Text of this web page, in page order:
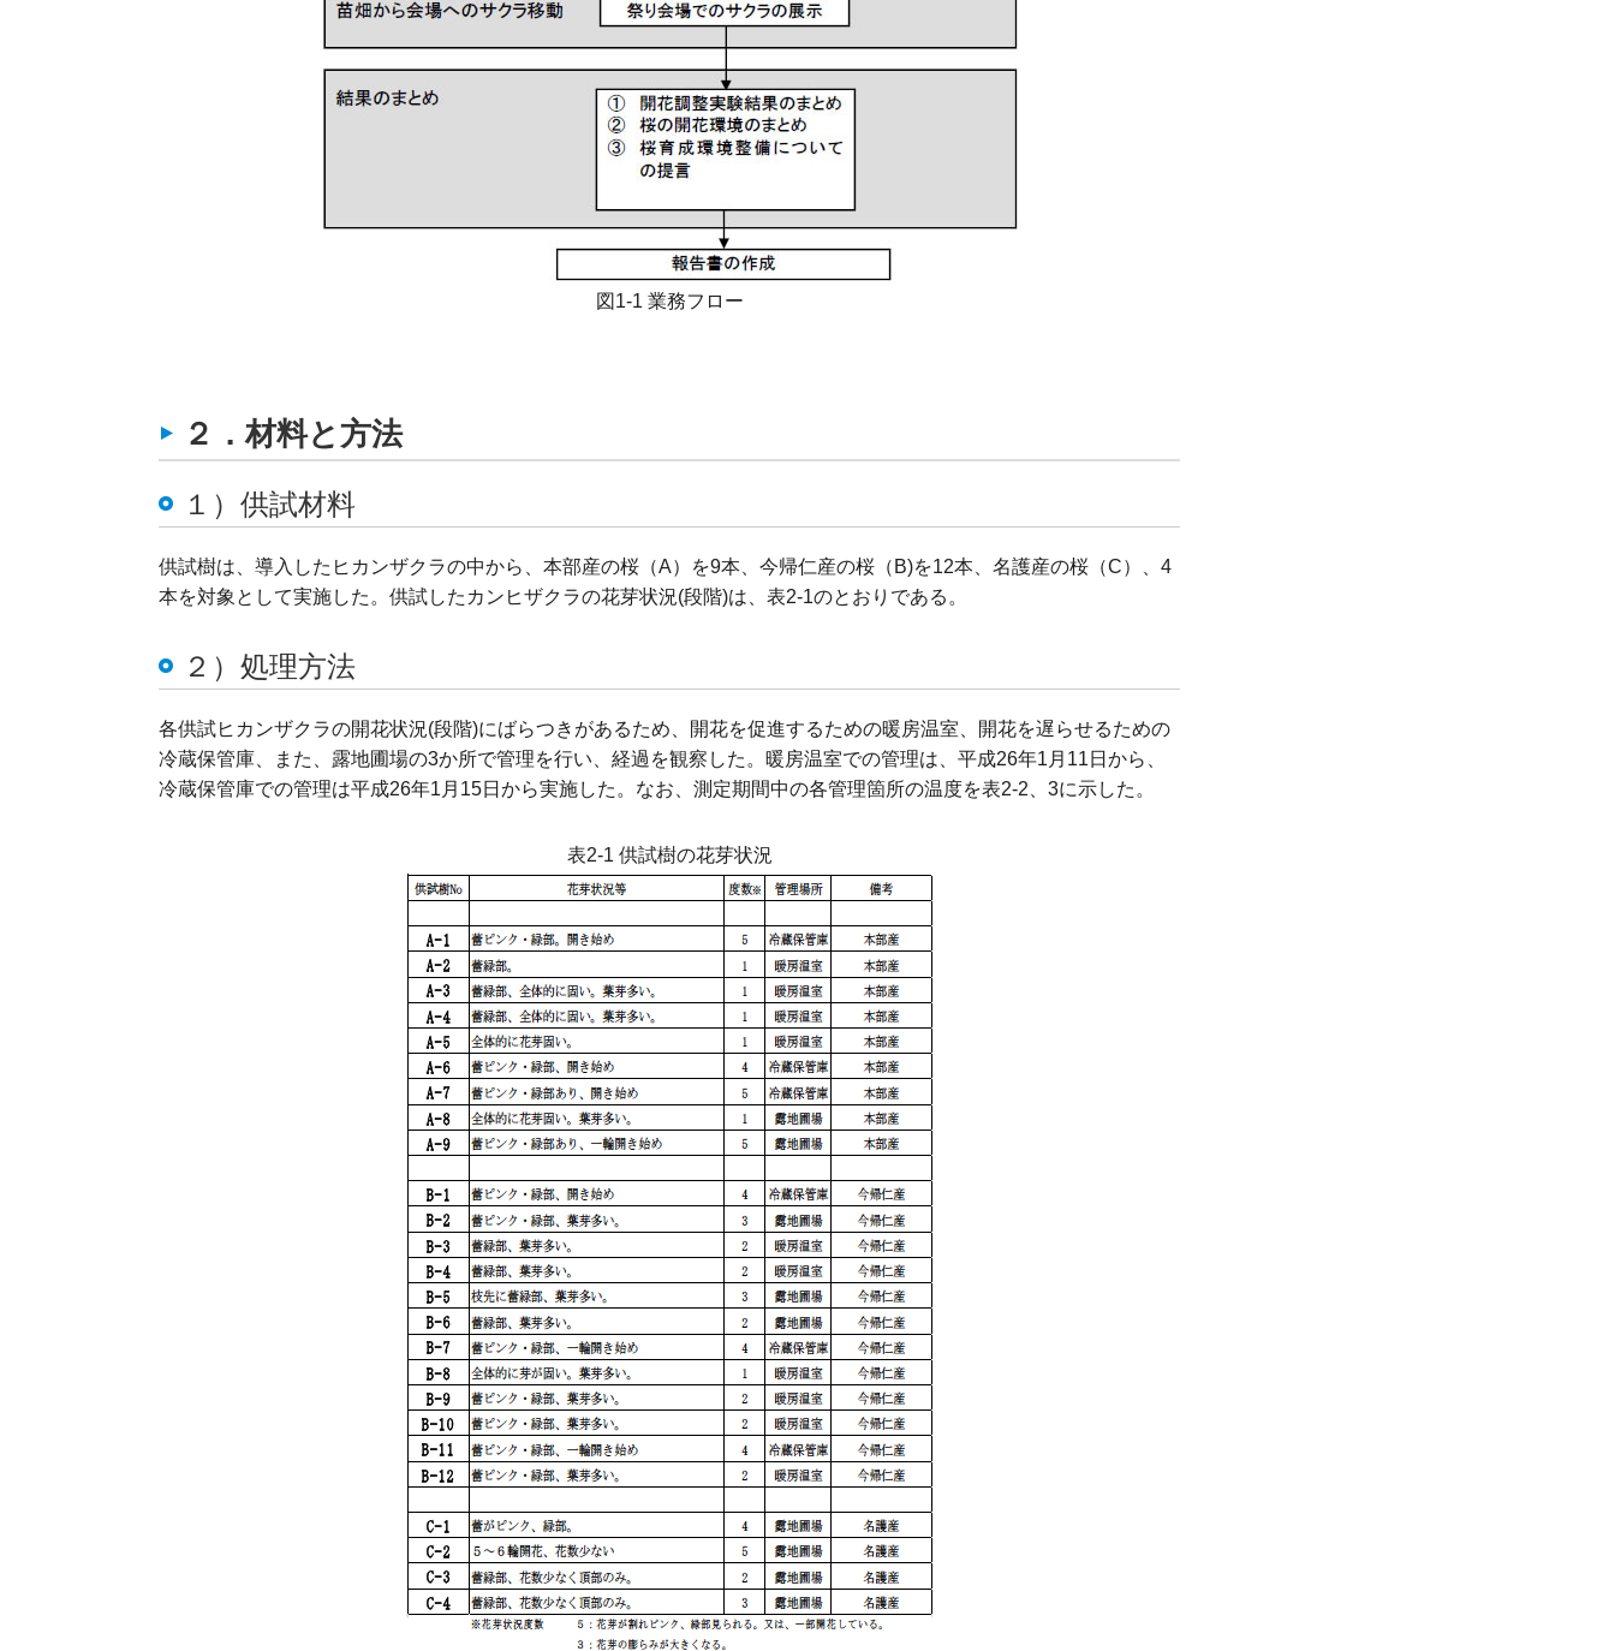
図1-1 業務フロー
２．材料と方法
１）供試材料
供試樹は、導入したヒカンザクラの中から、本部産の桜（A）を9本、今帰仁産の桜（B)を12本、名護産の桜（C）、4
本を対象として実施した。供試したカンヒザクラの花芽状況(段階)は、表2-1のとおりである。
２）処理方法
各供試ヒカンザクラの開花状況(段階)にばらつきがあるため、開花を促進するための暖房温室、開花を遅らせるための
冷蔵保管庫、また、露地圃場の3か所で管理を行い、経過を観察した。暖房温室での管理は、平成26年1月11日から、
冷蔵保管庫での管理は平成26年1月15日から実施した。なお、測定期間中の各管理箇所の温度を表2-2、3に示した。
表2-1 供試樹の花芽状況